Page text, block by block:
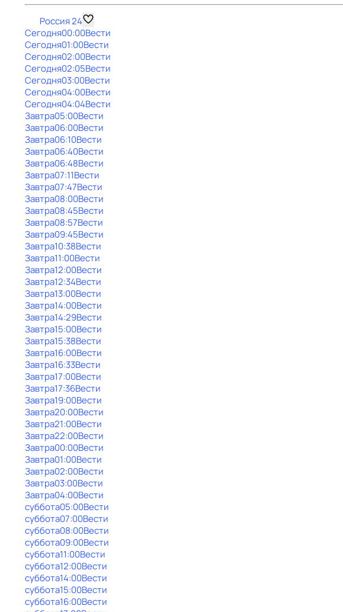
Россия 24
Сегодня00:00Вести
Сегодня01:00Вести
Сегодня02:00Вести
Сегодня02:05Вести
Сегодня03:00Вести
Сегодня04:00Вести
Сегодня04:04Вести
Завтра05:00Вести
Завтра06:00Вести
Завтра06:10Вести
Завтра06:40Вести
Завтра06:48Вести
Завтра07:11Вести
Завтра07:47Вести
Завтра08:00Вести
Завтра08:45Вести
Завтра08:57Вести
Завтра09:45Вести
Завтра10:38Вести
Завтра11:00Вести
Завтра12:00Вести
Завтра12:34Вести
Завтра13:00Вести
Завтра14:00Вести
Завтра14:29Вести
Завтра15:00Вести
Завтра15:38Вести
Завтра16:00Вести
Завтра16:33Вести
Завтра17:00Вести
Завтра17:36Вести
Завтра19:00Вести
Завтра20:00Вести
Завтра21:00Вести
Завтра22:00Вести
Завтра00:00Вести
Завтра01:00Вести
Завтра02:00Вести
Завтра03:00Вести
Завтра04:00Вести
суббота05:00Вести
суббота07:00Вести
суббота08:00Вести
суббота09:00Вести
суббота11:00Вести
суббота12:00Вести
суббота14:00Вести
суббота15:00Вести
суббота16:00Вести